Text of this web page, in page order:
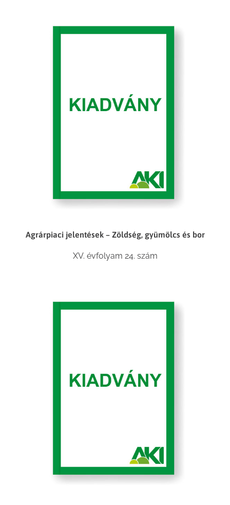
Agrárpiaci jelentések – Zöldség, gyümölcs és bor
XV. évfolyam 24. szám